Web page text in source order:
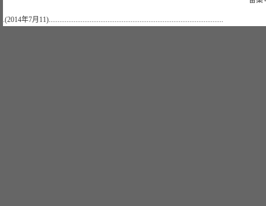
.(2014年7月11)..................................................................................................